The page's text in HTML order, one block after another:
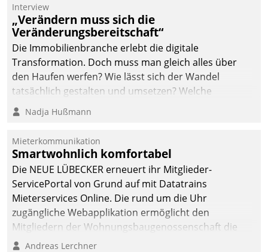
Interview
„Verändern muss sich die
Veränderungsbereitschaft“
Die Immobilienbranche erlebt die digitale
Transformation. Doch muss man gleich alles über
den Haufen werfen? Wie lässt sich der Wandel
tatsächlich gestalten und umsetzen? Welche
Argumente zählen wirklich?
Nadja Hußmann
Mieterkommunikation
Smartwohnlich komfortabel
Die NEUE LÜBECKER erneuert ihr Mitglieder-
ServicePortal von Grund auf mit Datatrains
Mieterservices Online. Die rund um die Uhr
zugängliche Webapplikation ermöglicht den
Mitgliedern der Wohnungs­bau­genossenschaft die
Kontaktaufnahme per Smartphone, Tablet oder PC.
Andreas Lerchner